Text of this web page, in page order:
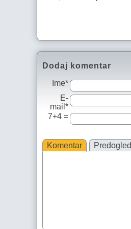
Dodaj komentar
Ime*
E-
mail*
7+4 =
Komentar Predogled